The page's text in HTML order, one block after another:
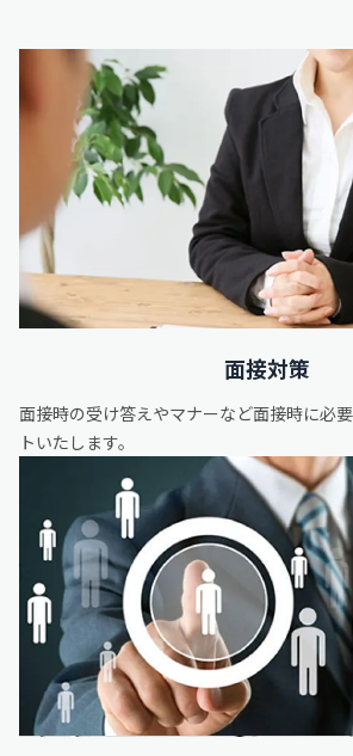
面接対策
面接時の受け答えやマナーなど面接時に必
トいたします。